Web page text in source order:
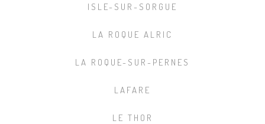
ISLE-SUR-SORGUE
LA ROQUE ALRIC
LA ROQUE-SUR-PERNES
LAFARE
LE THOR